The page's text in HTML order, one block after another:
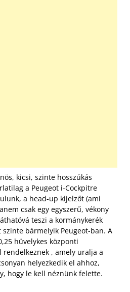
kicsi, szinte hosszúkás
a Peugeot i-Cockpitre
a head-up kijelzőt (ami
csak egy egyszerű, vékony
teszi a kormánykerék
bármelyik Peugeot-ban. A
hüvelykes központi
, amely uralja a
helyezkedik el ahhoz,
hogy le kell néznünk felette.